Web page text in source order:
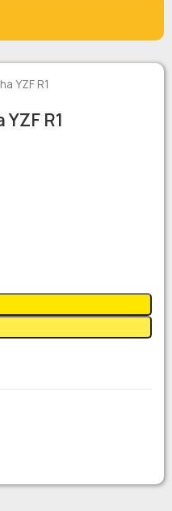
YZF R1
R1